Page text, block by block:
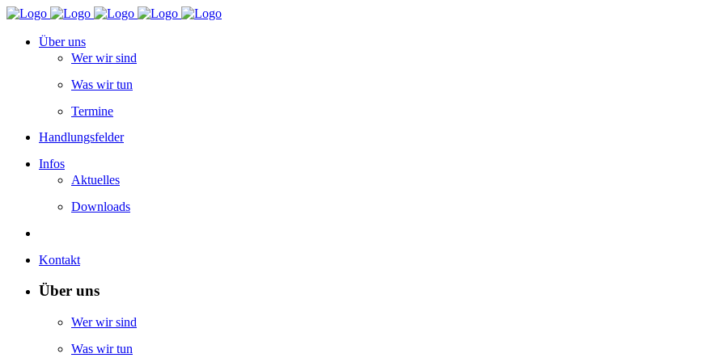
Über uns
Wer wir sind
Was wir tun
Termine
Handlungsfelder
Infos
Aktuelles
Downloads
Kontakt
Über uns
Wer wir sind
Was wir tun